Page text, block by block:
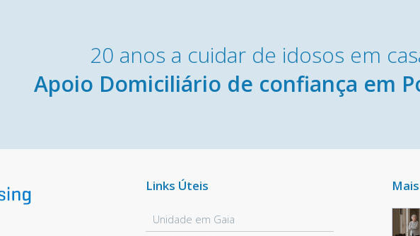
20 anos a cuidar de idosos em
Apoio Domiciliário de confiança em
Links Úteis
Unidade em Gaia